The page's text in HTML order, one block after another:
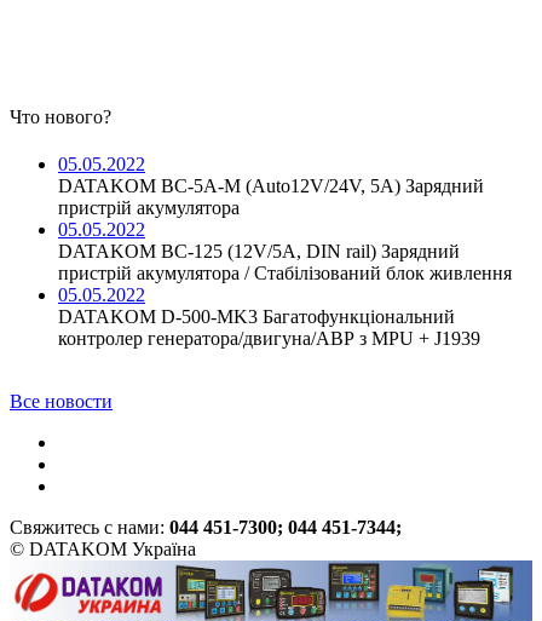
Что нового?
05.05.2022
DATAKOM BC-5A-M (Auto12V/24V, 5A) Зарядний
пристрій акумулятора
05.05.2022
DATAKOM BC-125 (12V/5A, DIN rail) Зарядний
пристрій акумулятора / Стабілізований блок живлення
05.05.2022
DATAKOM D-500-MK3 Багатофункціональний
контролер генератора/двигуна/АВР з MPU + J1939
Все новости
Свяжитесь с нами: 044 451-7300; 044 451-7344;
© DATAKOM Україна